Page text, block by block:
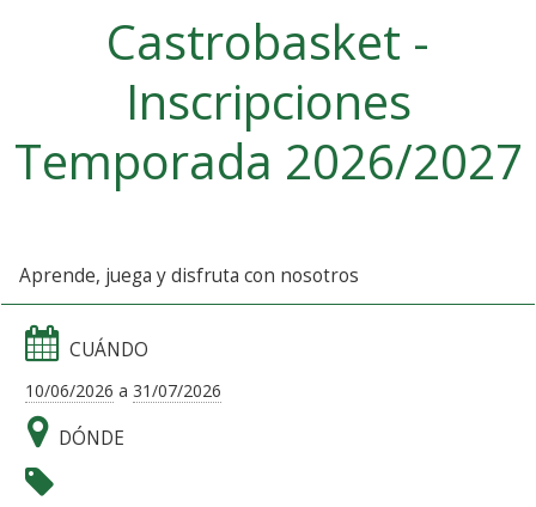
Castrobasket -
Inscripciones
Temporada 2026/2027
Aprende, juega y disfruta con nosotros
CUÁNDO
10/06/2026 a 31/07/2026
DÓNDE